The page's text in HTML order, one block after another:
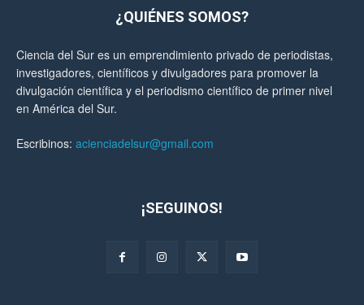
¿QUIÉNES SOMOS?
Ciencia del Sur es un emprendimiento privado de periodistas,
investigadores, científicos y divulgadores para promover la
divulgación científica y el periodismo científico de primer nivel
en América del Sur.
Escribinos: acienciadelsur@gmail.com
¡SEGUINOS!